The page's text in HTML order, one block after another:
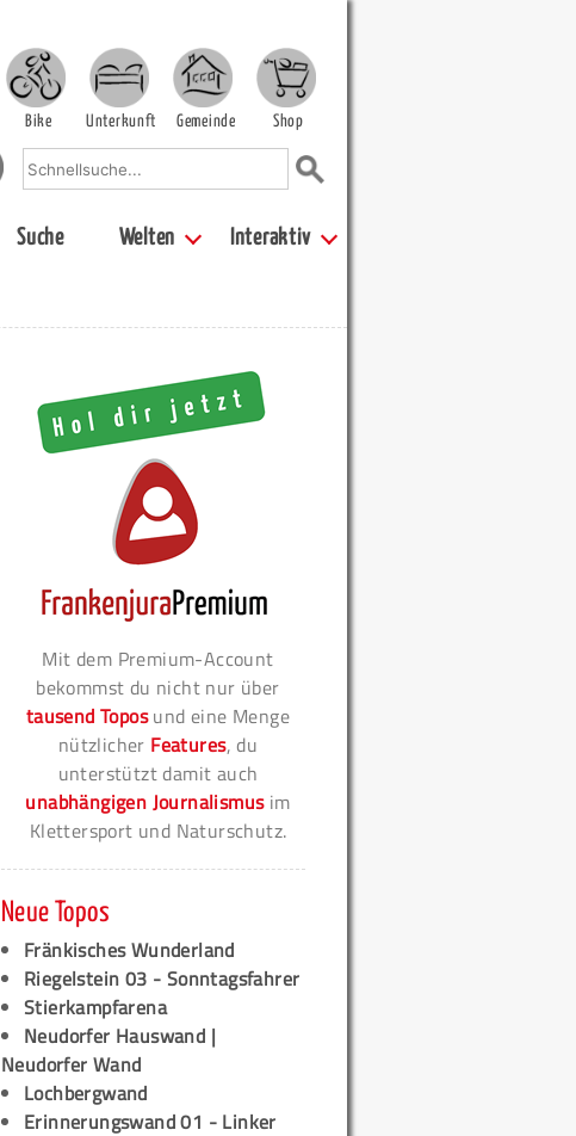
Bike Unterkunft Gemeinde Shop
Suche Welten Interaktiv
Mit dem Premium-Account
bekommst du nicht nur über
tausend Toposund eine Menge
nützlicher Features, du
unterstützt damit auch
unabhängigen Journalismusim
Klettersport und Naturschutz.
Neue Topos
Fränkisches Wunderland
Riegelstein 03 - Sonntagsfahrer
Stierkampfarena
Neudorfer Hauswand |
Neudorfer Wand
Lochbergwand
Erinnerungswand 01 - Linker